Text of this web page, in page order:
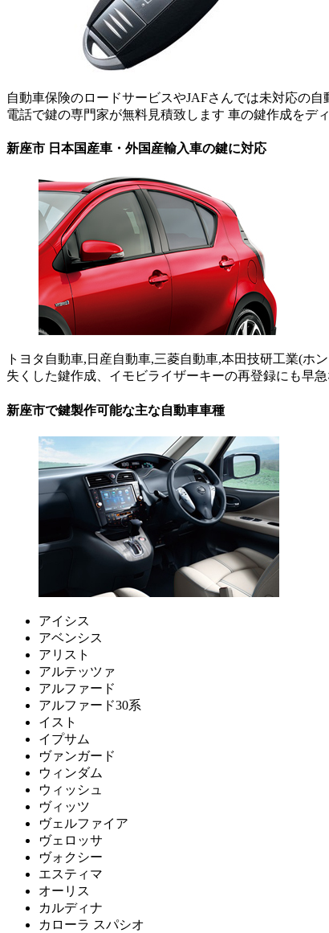
自動車保険のロードサービスやJAFさんでは未対応の
電話で鍵の専門家が無料見積致します 車の鍵作成をデ
新座市 日本国産車・外国産輸入車の鍵に対応
トヨタ自動車,日産自動車,三菱自動車,本田技研工業(ホ
失くした鍵作成、イモビライザーキーの再登録にも早
新座市で鍵製作可能な主な自動車車種
アイシス
アベンシス
アリスト
アルテッツァ
アルファード
アルファード30系
イスト
イプサム
ヴァンガード
ウィンダム
ウィッシュ
ヴィッツ
ヴェルファイア
ヴェロッサ
ヴォクシー
エスティマ
オーリス
カルディナ
カローラ スパシオ